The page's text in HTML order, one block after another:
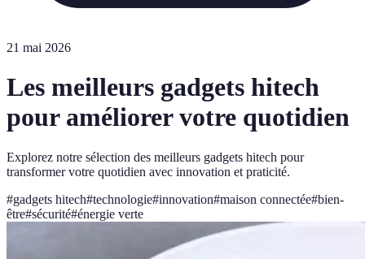
21 mai 2026
Les meilleurs gadgets hitech
pour améliorer votre quotidien
Explorez notre sélection des meilleurs gadgets hitech pour
transformer votre quotidien avec innovation et praticité.
#gadgets hitech#technologie#innovation#maison connectée#bien-
être#sécurité#énergie verte